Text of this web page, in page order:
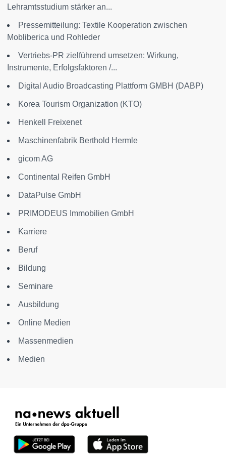
Lehramtsstudium stärker an...
Pressemitteilung: Textile Kooperation zwischen
Mobliberica und Rohleder
Vertriebs-PR zielführend umsetzen: Wirkung,
Instrumente, Erfolgsfaktoren /...
Digital Audio Broadcasting Plattform GMBH (DABP)
Korea Tourism Organization (KTO)
Henkell Freixenet
Maschinenfabrik Berthold Hermle
gicom AG
Continental Reifen GmbH
DataPulse GmbH
PRIMODEUS Immobilien GmbH
Karriere
Beruf
Bildung
Seminare
Ausbildung
Online Medien
Massenmedien
Medien